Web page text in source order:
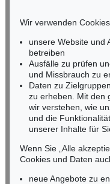
RHEINLAND-PFALZ
Miriam Heß
Tel.: +49 (0)62 21 58
Fax: +49 (0)62 21 58
Nico Kassel, M.A.
Tel.: +49 (0)89
Mobil: +49 (0)171
Wir verwenden
unsere Website und
betreiben
Ausfälle zu prüfen
und Missbrauch zu
Daten zu
zu erheben. Mit den
wir verstehen, wie
und die
unserer Inhalte für
Wenn Sie „Alle
Cookies und Daten
neue Angebote zu